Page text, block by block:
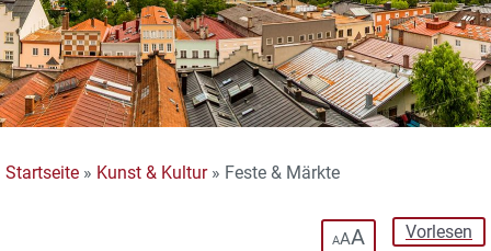
Startseite » Kunst & Kultur» Feste & Märkte
Vorlesen
AAA